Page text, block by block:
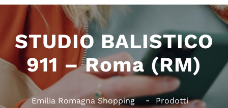
STUDIO BALISTICO
911 – Roma (RM)
Emilia Romagna Shopping
Prodotti